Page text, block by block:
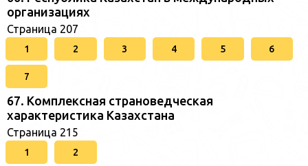
организациях
Страница 207
1 2 3 4 5 6
7
67. Комплексная страноведческая
характеристика Казахстана
Страница 215
1 2